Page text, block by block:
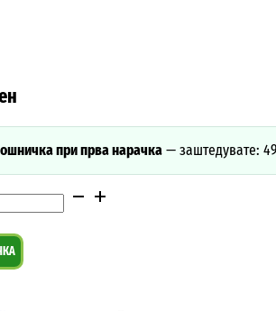
при прва нарачка—заштедувате: